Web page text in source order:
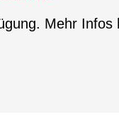
Mehr Infos